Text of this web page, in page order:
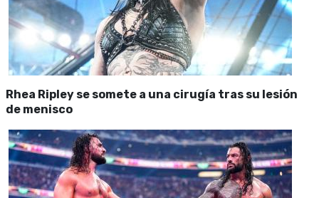
Rhea Ripley se somete a una cirugía tras su lesión
de menisco